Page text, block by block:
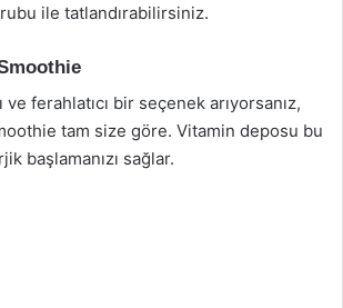
ile tatlandırabilirsiniz.
ve ferahlatıcı bir seçenek arıyorsanız,
tam size göre. Vitamin deposu bu
başlamanızı sağlar.